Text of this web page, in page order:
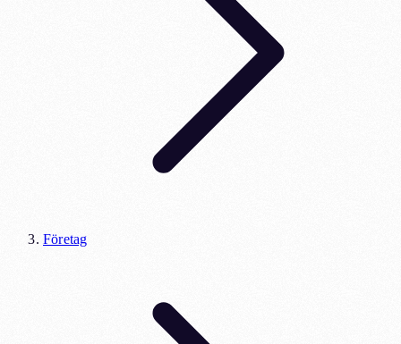
Företag